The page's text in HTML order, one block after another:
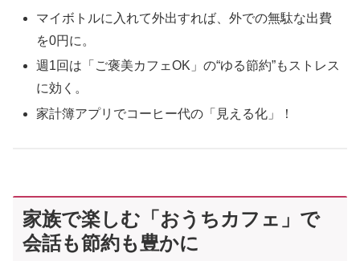
マイボトルに入れて外出すれば、外での無駄な出費
を0円に。
週1回は「ご褒美カフェOK」の“ゆる節約”もストレス
に効く。
家計簿アプリでコーヒー代の「見える化」！
家族で楽しむ「おうちカフェ」で
会話も節約も豊かに